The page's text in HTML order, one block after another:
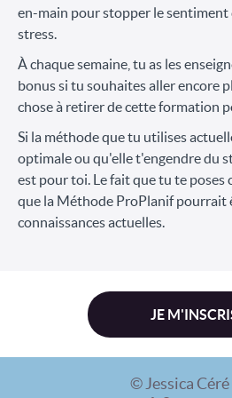
en-main pour stopper le sentiment
stress.
À chaque semaine, tu as les
bonus si tu souhaites aller encore
chose à retirer de cette formation
Si la méthode que tu utilises
optimale ou qu'elle t'engendre du
est pour toi. Le fait que tu te
que la Méthode ProPlanif pourrait
connaissances actuelles.
JE
© Jessica